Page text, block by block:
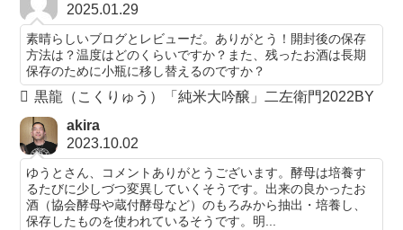
2025.01.29
素晴らしいブログとレビューだ。ありがとう！開封後の保存
方法は？温度はどのくらいですか？また、残ったお酒は長期
保存のために小瓶に移し替えるのですか？
黒龍（こくりゅう）「純米大吟醸」二左衛門2022BY
akira
2023.10.02
ゆうとさん、コメントありがとうございます。酵母は培養す
るたびに少しづつ変異していくそうです。出来の良かったお
酒（協会酵母や蔵付酵母など）のもろみから抽出・培養し、
保存したものを使われているそうです。明...